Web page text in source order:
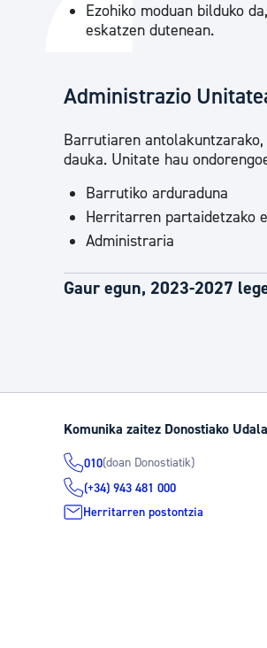
Ezohiko moduan bilduko
eskatzen dutenean.
Administrazio
Barrutiaren
dauka. Unitate hau
Barrutiko arduraduna
Herritarren partaidetzako
Administraria
Gaur egun, 2023-2027
Komunika zaitez Donostiako
010(doan Donostiatik)
(+34) 943 481 000
Herritarren postontzia